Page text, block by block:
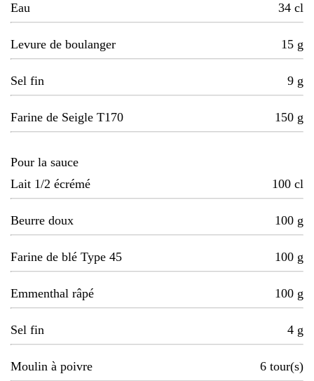
Eau 34 cl
Levure de boulanger 15 g
Sel fin 9 g
Farine de Seigle T170 150 g
Pour la sauce
Lait 1/2 écrémé
100 cl
Beurre doux 100 g
Farine de blé Type 45 100 g
Emmenthal râpé 100 g
Sel fin 4 g
Moulin à poivre 6 tour(s)